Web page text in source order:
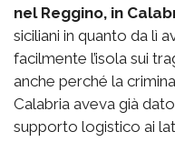
nel Reggino, in
siciliani in quanto da lì
facilmente l’isola sui
anche perché la
Calabria aveva già
supporto logistico ai